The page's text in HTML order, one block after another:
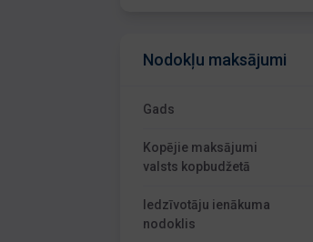
Nodokļu maksājumi
Gads
Kopējie maksājumi
valsts kopbudžetā
Iedzīvotāju ienākuma
nodoklis